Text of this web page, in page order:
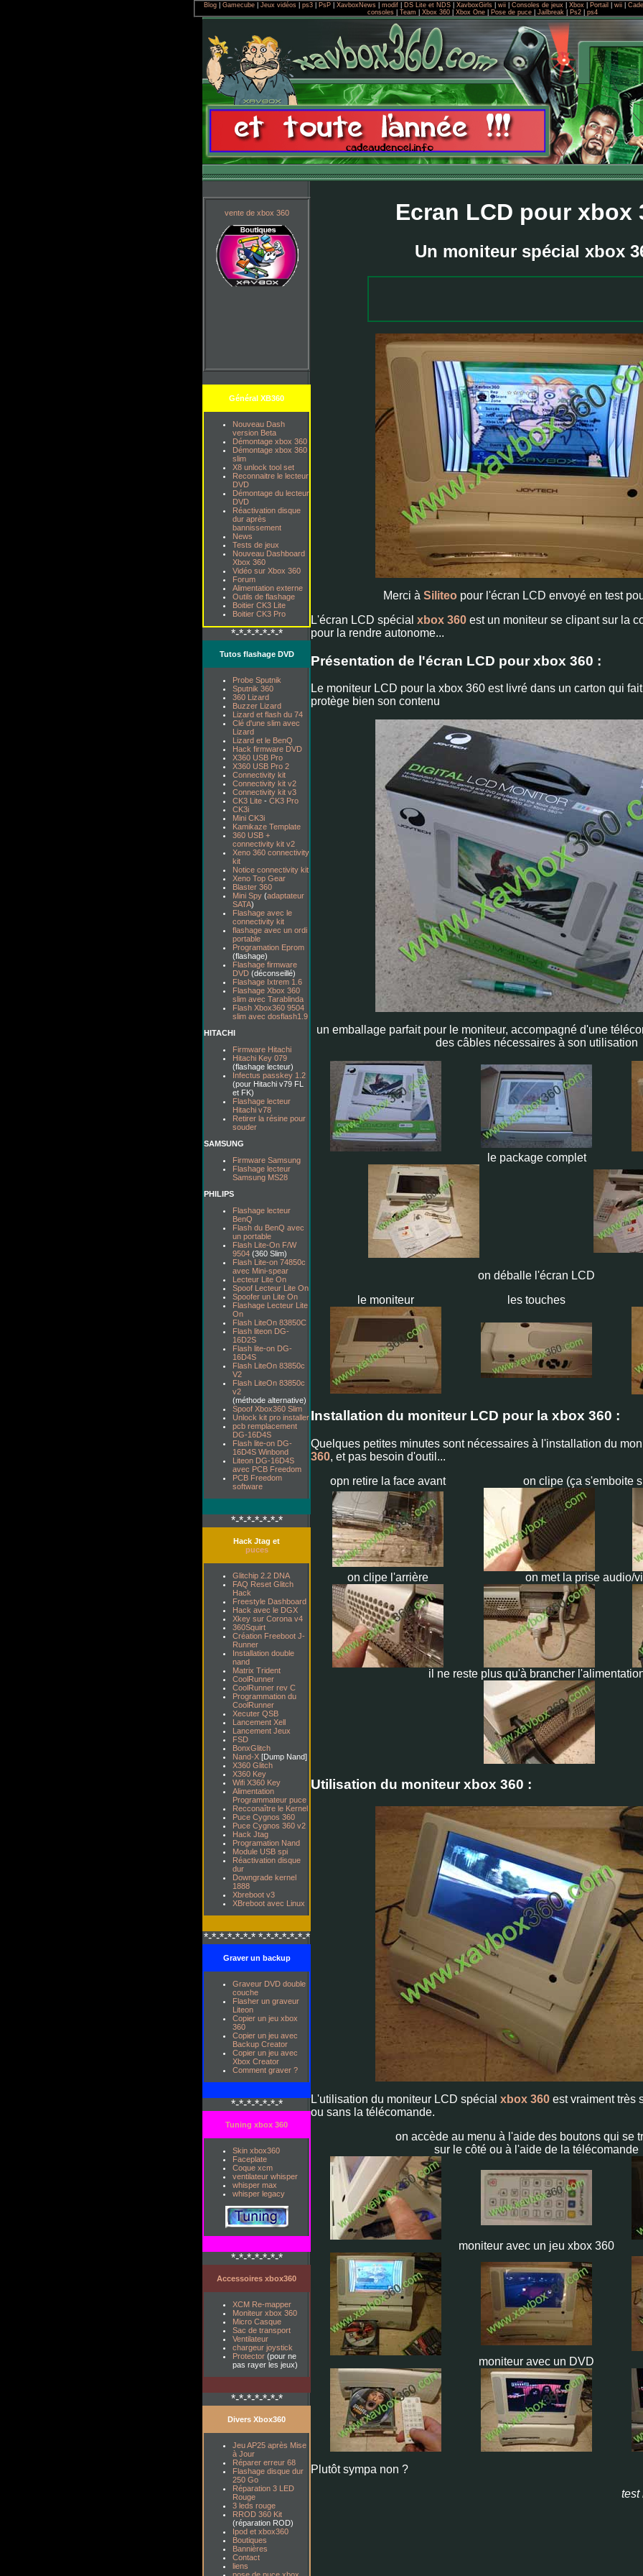
Blog Gamecube Jeux vidéos ps3 PsP XavboxNews modif DS Lite et NDS XavboxGirls wii Consoles de jeux Xbox Portail wii
consoles| Team Xbox 360| Xbox One| Pose de puce| Jailbreak| Ps2| ps4
vente de xbox 360
Général XB360
Nouveau Dash
version Beta
Démontage xbox 360
Démontage xbox 360
slim
X8 unlock tool set
Reconnaitre le lecteur
DVD
Démontage du lecteur
DVD
Réactivation disque
dur après
bannissement
News
Tests de jeux
Nouveau Dashboard
Xbox 360
Vidéo sur Xbox 360
Forum
Alimentation externe
Outils de flashage
Boitier CK3 Lite
Boitier CK3 Pro
*-*-*-*-*-*-*
Tutos flashage DVD
Probe Sputnik
Sputnik 360
360 Lizard
Buzzer Lizard
Lizard et flash du 74
Clé d'une slim avec
Lizard
Lizard et le BenQ
Hack firmware DVD
X360 USB Pro
X360 USB Pro 2
Connectivity kit
Connectivity kit v2
Connectivity kit v3
CK3 Lite - CK3 Pro
CK3i
Mini CK3i
Kamikaze Template
360 USB +
connectivity kit v2
Xeno 360 connectivity
kit
Notice connectivity kit
Xeno Top Gear
Blaster 360
Mini Spy (adaptateur
SATA)
Flashage avec le
connectivity kit
flashage avec un ordi
portable
Programation Eprom
(flashage)
Flashage firmware
DVD (déconseillé)
Flashage Ixtrem 1.6
Flashage Xbox 360
slim avec Tarablinda
Flash Xbox360 9504
slim avec dosflash1.9
HITACHI
Firmware Hitachi
Hitachi Key 079
(flashage lecteur)
Infectus passkey 1.2
(pour Hitachi v79 FL
et FK)
Flashage lecteur
Hitachi v78
Retirer la résine pour
souder
SAMSUNG
Firmware Samsung
Flashage lecteur
Samsung MS28
PHILIPS
Flashage lecteur
BenQ
Flash du BenQ avec
un portable
Flash Lite-On F/W
9504 (360 Slim)
Flash Lite-on 74850c
avec Mini-spear
Lecteur Lite On
Spoof Lecteur Lite On
Spoofer un Lite On
Flashage Lecteur Lite
On
Flash LiteOn 83850C
Flash liteon DG-
16D2S
Flash lite-on DG-
16D4S
Flash LiteOn 83850c
V2
Flash LiteOn 83850c
v2
(méthode alternative)
Spoof Xbox360 Slim
Unlock kit pro installer
pcb remplacement
DG-16D4S
Flash lite-on DG-
16D4S Winbond
Liteon DG-16D4S
avec PCB Freedom
PCB Freedom
software
*-*-*-*-*-*-*
Hack Jtag et
puces
Glitchip 2.2 DNA
FAQ Reset Glitch
Hack
Freestyle Dashboard
Hack avec le DGX
Xkey sur Corona v4
360Squirt
Création Freeboot J-
Runner
Installation double
nand
Matrix Trident
CoolRunner
CoolRunner rev C
Programmation du
CoolRunner
Xecuter QSB
Lancement Xell
Lancement Jeux
FSD
BonxGlitch
Nand-X [Dump Nand]
X360 Glitch
X360 Key
Wifi X360 Key
Alimentation
Programmateur puce
Recconaître le Kernel
Puce Cygnos 360
Puce Cygnos 360 v2
Hack Jtag
Programation Nand
Module USB spi
Réactivation disque
dur
Downgrade kernel
1888
Xbreboot v3
XBreboot avec Linux
*-*-*-*-*-*-* *-*-*-*-*-*-*
Graver un backup
Graveur DVD double
couche
Flasher un graveur
Liteon
Copier un jeu xbox
360
Copier un jeu avec
Backup Creator
Copier un jeu avec
Xbox Creator
Comment graver ?
*-*-*-*-*-*-*
Tuning xbox 360
Skin xbox360
Faceplate
Coque xcm
ventilateur whisper
whisper max
whisper legacy
*-*-*-*-*-*-*
Accessoires xbox360
XCM Re-mapper
Moniteur xbox 360
Micro Casque
Sac de transport
Ventilateur
chargeur joystick
Protector (pour ne
pas rayer les jeux)
*-*-*-*-*-*-*
Divers Xbox360
Jeu AP25 après Mise
à Jour
Réparer erreur 68
Flashage disque dur
250 Go
Réparation 3 LED
Rouge
3 leds rouge
RROD 360 Kit
(réparation ROD)
Ipod et xbox360
Boutiques
Bannières
Contact
liens
Ecran LCD pour xbox
Un moniteur spécial xbox
Merci à Siliteopour l'écran LCD envoyé en test
L'écran LCD spécial xbox 360 est un moniteur se clipant sur la
pour la rendre autonome...
Présentation de l'écran LCD pour xbox 360 :
Le moniteur LCD pour la xbox 360 est livré dans un carton qui
protège bien son contenu
un emballage parfait pour le moniteur, accompagné d'une
des câbles nécessaires à son utilisation
le package complet
on déballe l'écran LCD
le moniteur
les touches
Installation du moniteur LCD pour la xbox 360 :
Quelques petites minutes sont nécessaires à l'installation du
360, et pas besoin d'outil...
opn retire la face avant
on clipe (ça s'emboite
on clipe l'arrière on met la prise audio/
il ne reste plus qu'à brancher
Utilisation du moniteur xbox 360 :
L'utilisation du moniteur LCD spécial xbox 360 est vraiment très
ou sans la télécomande.
on accède au menu à l'aide des boutons qui se
sur le côté ou à l'aide de la télécomande
moniteur avec un jeu xbox 360
moniteur avec un DVD
Plutôt sympa non ?
test